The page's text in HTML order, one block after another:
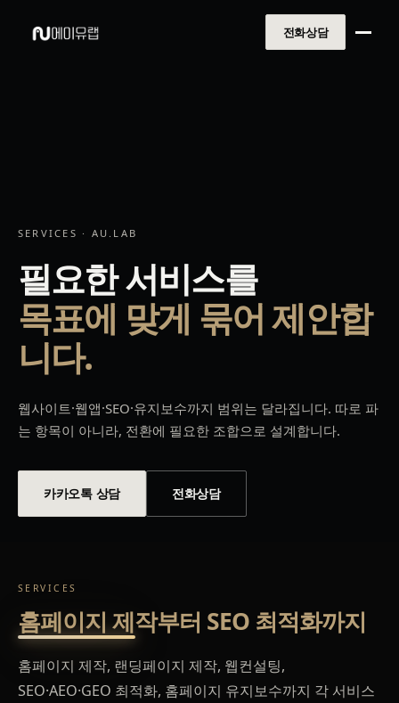
전화상담
SERVICES · AU.LAB
필요한 서비스를
목표에 맞게 묶어 제안합
니다.
웹사이트·웹앱·SEO·유지보수까지 범위는 달라집니다. 따로 파
는 항목이 아니라, 전환에 필요한 조합으로 설계합니다.
카카오톡 상담 전화상담
SERVICES
홈페이지 제작부터 SEO 최적화까지
홈페이지 제작, 랜딩페이지 제작, 웹컨설팅,
SEO·AEO·GEO 최적화, 홈페이지 유지보수까지 각 서비스